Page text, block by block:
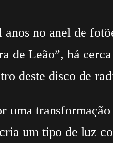
no anel de
de Leão”, há
deste disco de
uma
um tipo de luz